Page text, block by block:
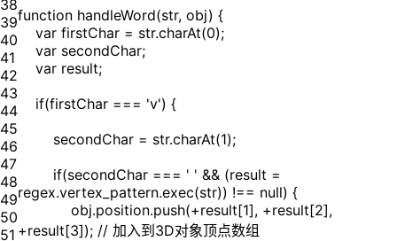
38
39
40
41
42
43
44
45
46
47
48
49
50
51
function handleWord(str, obj) {
var firstChar = str.charAt(0);
var secondChar;
var result;
if(firstChar === 'v') {
secondChar = str.charAt(1);
if(secondChar === ' ' && (result =
regex.vertex_pattern.exec(str)) !== null) {
obj.position.push(+result[1], +result[2],
+result[3]); // 加入到3D对象顶点数组